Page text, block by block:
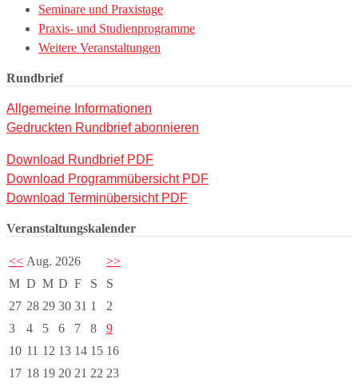
Seminare und Praxistage
Praxis- und Studienprogramme
Weitere Veranstaltungen
Rundbrief
Allgemeine Informationen
Gedruckten Rundbrief abonnieren
Download Rundbrief PDF
Download Programmübersicht PDF
Download Terminübersicht PDF
Veranstaltungskalender
<< Aug. 2026
>>
M D M D F S
S
27 28 29 30 31 1
2
3
4 5 6 7 8
9
10 11 12 13 14 15 16
17 18 19 20 21 22 23